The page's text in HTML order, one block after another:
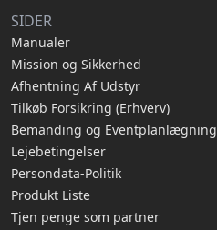
SIDER
Manualer
Mission og Sikkerhed
Afhentning Af Udstyr
Tilkøb Forsikring (Erhverv)
Bemanding og Eventplanlægning
Lejebetingelser
Persondata-Politik
Produkt Liste
Tjen penge som partner